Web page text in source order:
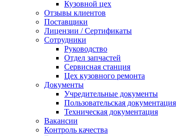
Кузовной цех
Отзывы клиентов
Поставщики
Лицензии / Сертификаты
Сотрудники
Руководство
Отдел запчастей
Сервисная станция
Цех кузовного ремонта
Документы
Учредительные документы
Пользовательская документация
Техническая документация
Вакансии
Контроль качества